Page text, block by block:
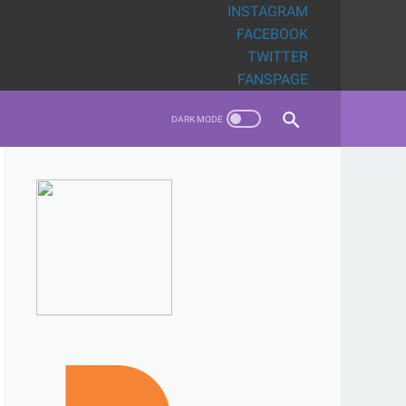
INSTAGRAM
FACEBOOK
TWITTER
FANSPAGE